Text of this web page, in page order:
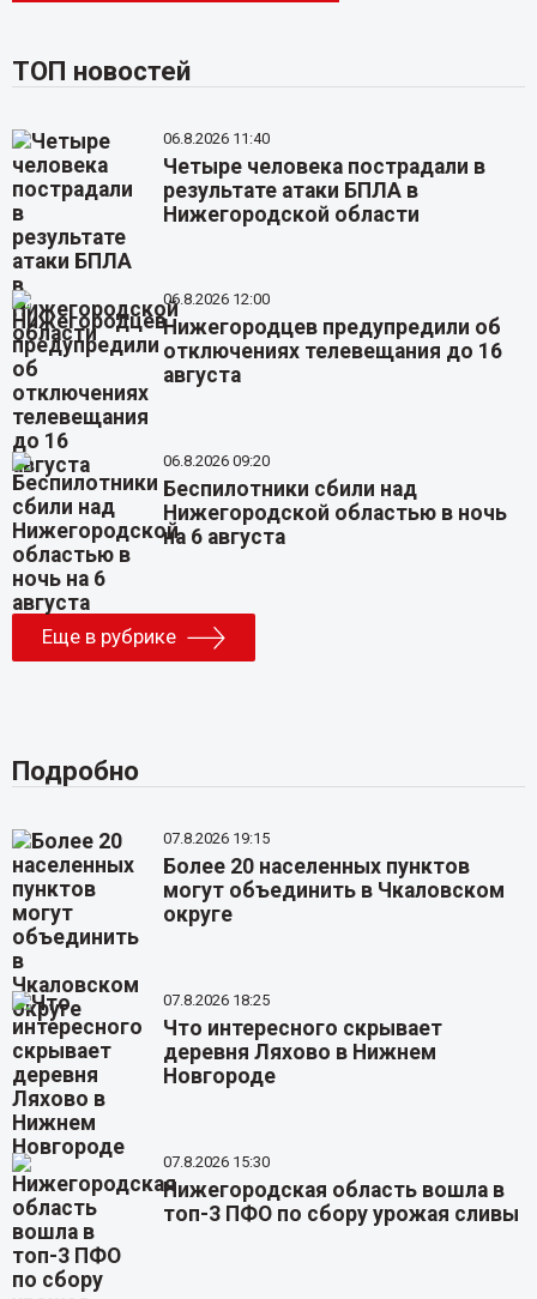
ТОП новостей
06.8.2026 11:40
Четыре человека пострадали в
результате атаки БПЛА в
Нижегородской области
06.8.2026 12:00
Нижегородцев предупредили об
отключениях телевещания до 16
августа
06.8.2026 09:20
Беспилотники сбили над
Нижегородской областью в ночь
на 6 августа
Еще в рубрике
Подробно
07.8.2026 19:15
Более 20 населенных пунктов
могут объединить в Чкаловском
округе
07.8.2026 18:25
Что интересного скрывает
деревня Ляхово в Нижнем
Новгороде
07.8.2026 15:30
Нижегородская область вошла в
топ-3 ПФО по сбору урожая сливы